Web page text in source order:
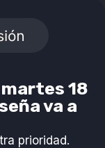
martes 18
va a
prioridad.